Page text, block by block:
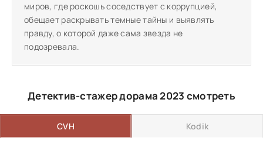
миров, где роскошь соседствует с коррупцией,
обещает раскрывать темные тайны и выявлять
правду, о которой даже сама звезда не
подозревала.
Детектив-стажер дорама 2023 смотреть
CVH Kodik